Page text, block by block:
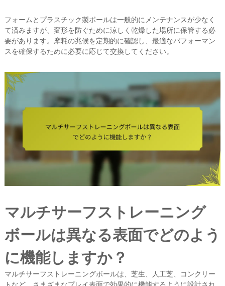
フォームとプラスチック製ボールは一般的にメンテナンスが少なく
て済みますが、変形を防ぐために涼しく乾燥した場所に保管する必
要があります。摩耗の兆候を定期的に確認し、最適なパフォーマン
スを確保するために必要に応じて交換してください。
マルチサーフストレーニング
ボールは異なる表面でどのよう
に機能しますか？
マルチサーフストレーニングボールは、芝生、人工芝、コンクリー